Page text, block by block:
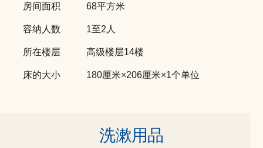
房间面积 68平方米
容纳人数 1至2人
所在楼层 高级楼层14楼
床的大小 180厘米×206厘米×1个单位
洗漱用品